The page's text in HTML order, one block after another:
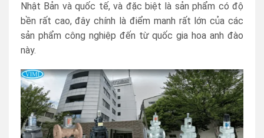
Nhật Bản và quốc tế, và đặc biệt là sản phẩm có độ
bền rất cao, đây chính là điểm manh rất lớn của các
sản phẩm công nghiệp đến từ quốc gia hoa anh đào
này.